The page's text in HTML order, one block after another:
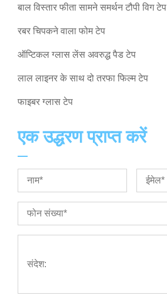
बाल विस्तार फीता सामने समर्थन टौपी विग टेप
रबर चिपकने वाला फोम टेप
ऑप्टिकल ग्लास लेंस अवरुद्ध पैड टेप
लाल लाइनर के साथ दो तरफा फिल्म टेप
फाइबर ग्लास टेप
एक उद्धरण प्राप्त करें